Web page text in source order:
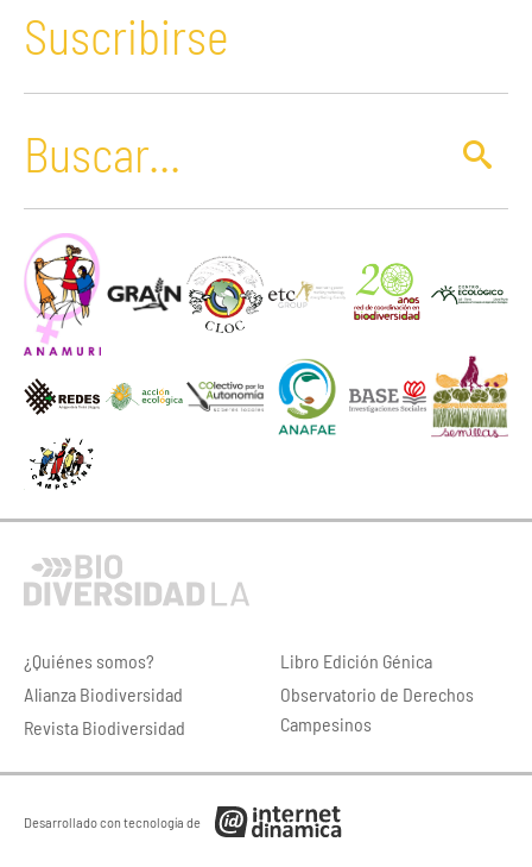
Suscribirse
¿Quiénes somos?
Alianza Biodiversidad
Revista Biodiversidad
Libro Edición Génica
Observatorio de Derechos
Campesinos